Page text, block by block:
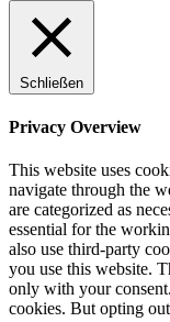
Schließen
Privacy Overview
This website uses
navigate through the
are categorized as
essential for the
also use third-party
you use this website.
only with your
cookies. But opting